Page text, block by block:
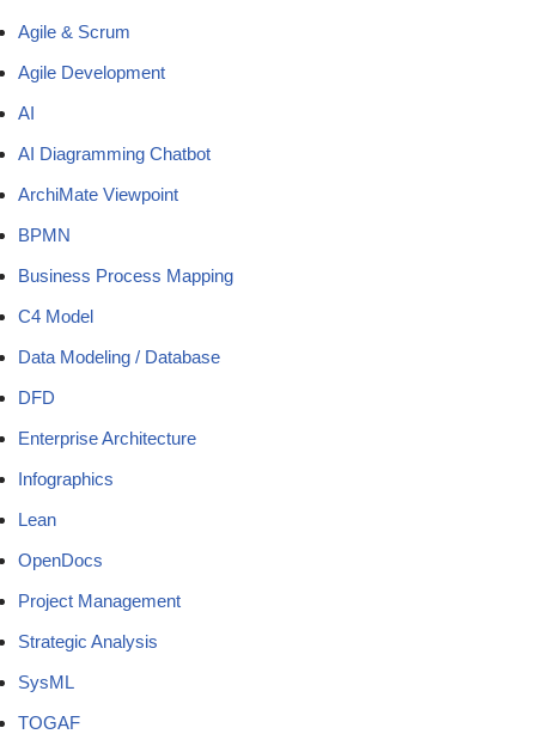
Agile & Scrum
Agile Development
AI
AI Diagramming Chatbot
ArchiMate Viewpoint
BPMN
Business Process Mapping
C4 Model
Data Modeling / Database
DFD
Enterprise Architecture
Infographics
Lean
OpenDocs
Project Management
Strategic Analysis
SysML
TOGAF